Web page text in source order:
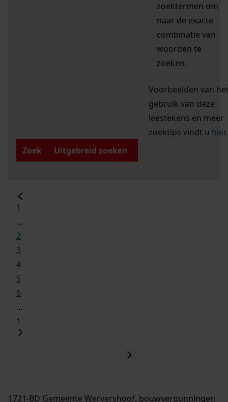
zoektermen om
naar de exacte
combinatie van
woorden te
zoeken.
Voorbeelden van
gebruik van deze
leestekens en meer
zoektips vindt u hier.
Zoek
Uitgebreid zoeken
1
...
2
3
4
5
6
...
1
1721-BD Gemeente Wervershoof, bouwvergunningen